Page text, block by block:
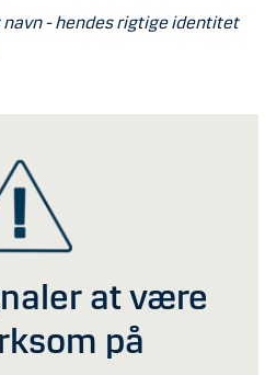
navn - hendes rigtige identitet
at være
på